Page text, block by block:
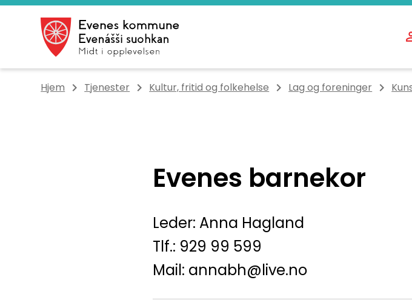
Evenes kommune
Du er her:
Hjem Tjenester Kultur, fritid og folkehelse Lag og foreninger
Evenes barnekor
Leder: Anna Hagland
Tlf.: 929 99 599
Mail: annabh@live.no